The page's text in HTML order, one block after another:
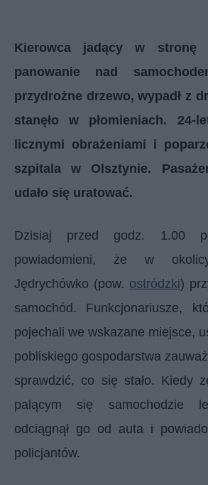
Kierowca jadący w stronę
panowanie nad
przydrożne drzewo, wypadł z
stanęło w płomieniach. 24-
licznymi obrażeniami i
szpitala w Olsztynie.
udało się uratować.
Dzisiaj przed godz. 1.00
powiadomieni, że w
Jędrychówko (pow. ostródzki)
samochód. Funkcjonariusze,
pojechali we wskazane miejsce,
pobliskiego gospodarstwa
sprawdzić, co się stało. Kiedy
palącym się samochodzie
odciągnął go od auta i
policjantów.